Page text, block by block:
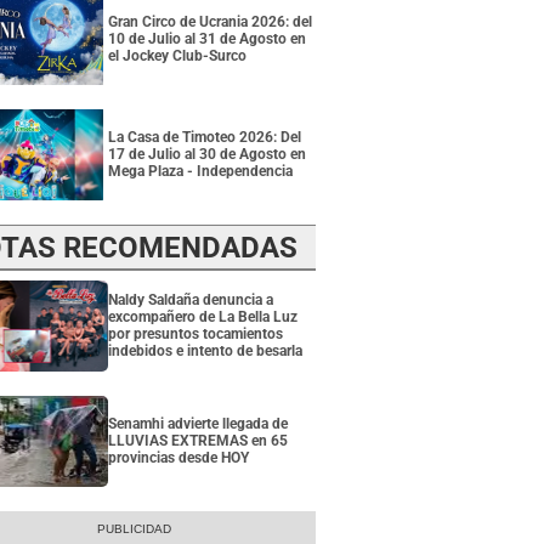
Gran Circo de Ucrania 2026: del
10 de Julio al 31 de Agosto en
el Jockey Club-Surco
La Casa de Timoteo 2026: Del
17 de Julio al 30 de Agosto en
Mega Plaza - Independencia
RECOMENDADAS
Naldy Saldaña denuncia a
excompañero de La Bella Luz
por presuntos tocamientos
indebidos e intento de besarla
Senamhi advierte llegada de
LLUVIAS EXTREMAS en 65
provincias desde HOY